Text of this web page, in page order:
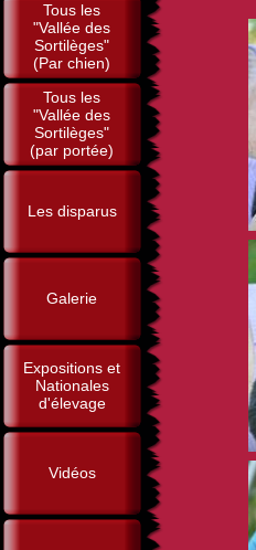
Tous les
"Vallée des
Sortilèges"
(Par chien)
Tous les
"Vallée des
Sortilèges"
(par portée)
Les disparus
Galerie
Expositions et
Nationales
d'élevage
Vidéos